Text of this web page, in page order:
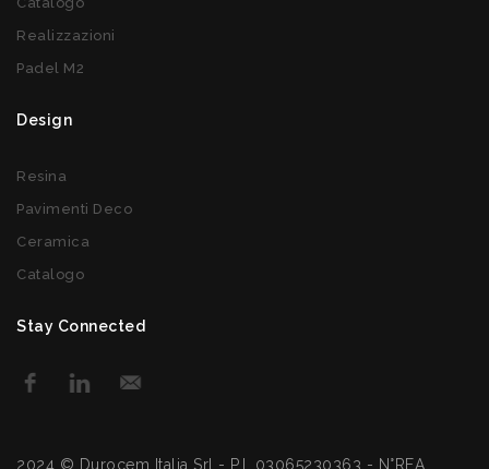
Realizzazioni
Padel M2
Design
Resina
Pavimenti Deco
Ceramica
Catalogo
Stay Connected
2024 © Durocem Italia Srl - P.I. 03065230363 - N°REA